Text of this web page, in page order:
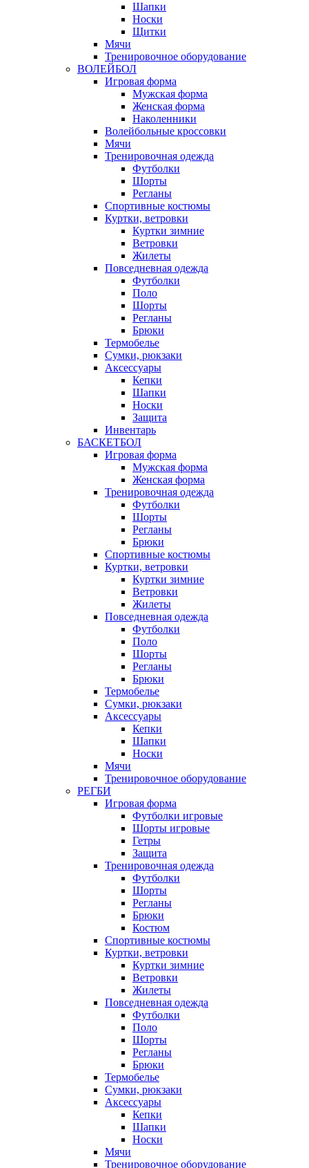
Шапки
Носки
Щитки
Мячи
Тренировочное оборудование
ВОЛЕЙБОЛ
Игровая форма
Мужская форма
Женская форма
Наколенники
Волейбольные кроссовки
Мячи
Тренировочная одежда
Футболки
Шорты
Регланы
Спортивные костюмы
Куртки, ветровки
Куртки зимние
Ветровки
Жилеты
Повседневная одежда
Футболки
Поло
Шорты
Регланы
Брюки
Термобелье
Сумки, рюкзаки
Аксессуары
Кепки
Шапки
Носки
Защита
Инвентарь
БАСКЕТБОЛ
Игровая форма
Мужская форма
Женская форма
Тренировочная одежда
Футболки
Шорты
Регланы
Брюки
Спортивные костюмы
Куртки, ветровки
Куртки зимние
Ветровки
Жилеты
Повседневная одежда
Футболки
Поло
Шорты
Регланы
Брюки
Термобелье
Сумки, рюкзаки
Аксессуары
Кепки
Шапки
Носки
Мячи
Тренировочное оборудование
РЕГБИ
Игровая форма
Футболки игровые
Шорты игровые
Гетры
Защита
Тренировочная одежда
Футболки
Шорты
Регланы
Брюки
Костюм
Спортивные костюмы
Куртки, ветровки
Куртки зимние
Ветровки
Жилеты
Повседневная одежда
Футболки
Поло
Шорты
Регланы
Брюки
Термобелье
Сумки, рюкзаки
Аксессуары
Кепки
Шапки
Носки
Мячи
Тренировочное оборудование